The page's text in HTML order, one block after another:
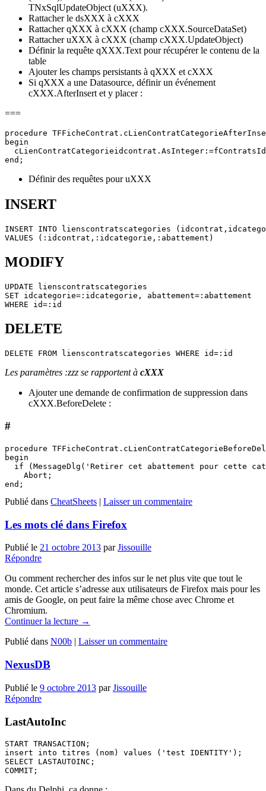
TNxSqlUpdateObject (uXXX).
Rattacher le dsXXX à cXXX
Rattacher qXXX à cXXX (champ cXXX.SourceDataSet)
Rattacher uXXX à cXXX (champ cXXX.UpdateObject)
Définir la requête qXXX.Text pour récupérer le contenu de la
table
Ajouter les champs persistants à qXXX et cXXX
Si qXXX a une Datasource, définir un événement
cXXX.AfterInsert et y placer :
===
procedure
begin
Définir des requêtes pour uXXX
INSERT
INSERT INTO lienscontratscategories
MODIFY
UPDATE lienscontratscategories
SET idcategorie=:idcategorie, abattement=:abattement
DELETE
Les paramètres :zzz se rapportent à cXXX
Ajouter une demande de confirmation de suppression dans
cXXX.BeforeDelete :
#
procedure
begin
if (MessageDlg('Retirer cet abattement pour cette
    Abort;
Publié dans CheatSheets | Laisser un commentaire
Les mots clé dans Firefox
Publié le 21 octobre 2013 parJissouille
Répondre
Ou comment rechercher des infos sur le net plus vite que tout le
monde. Cet article s’adresse aux utilisateurs de Firefox mais pour les
amis de Google, on peut faire la même chose avec Chrome et
Chromium.
Continuer la lecture →
Publié dans N00b | Laisser un commentaire
NexusDB
Publié le 9 octobre 2013 parJissouille
Répondre
LastAutoInc
START TRANSACTION;
insert into titres (nom) values ('test IDENTITY');
SELECT LASTAUTOINC;